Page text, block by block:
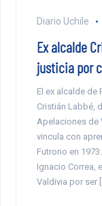
Diario Uchile
Ex alcalde
justicia por
El ex alcalde de
Cristián Labbé,
Apelaciones de
vincula con
Futrono en
Ignacio Correa,
Valdivia por ser